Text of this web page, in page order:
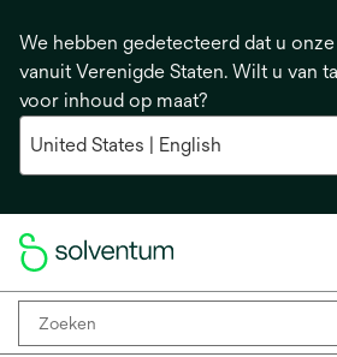
We hebben gedetecteerd dat u
vanuit Verenigde Staten. Wilt u van
voor inhoud op maat?